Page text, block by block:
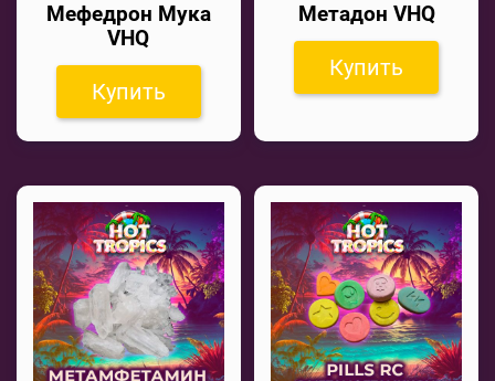
Мефедрон Мука
VHQ
Купить
Метадон VHQ
Купить